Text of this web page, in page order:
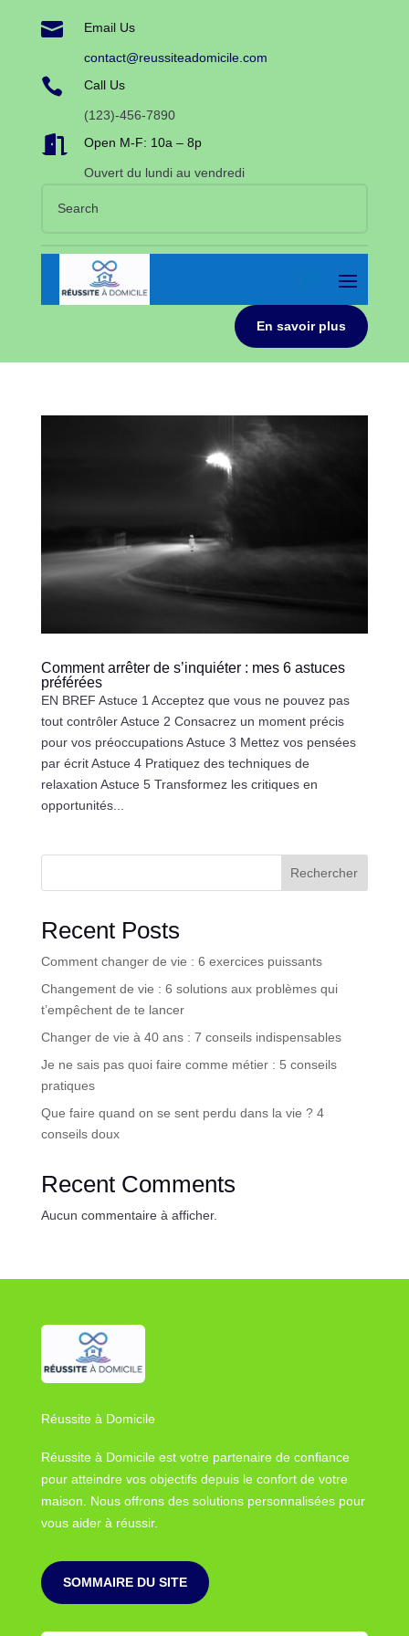
 Email Us
contact@reussiteadomicile.com
 Call Us
(123)-456-7890
 Open M-F: 10a – 8p
Ouvert du lundi au vendredi
En savoir plus
Comment arrêter de s’inquiéter : mes 6 astuces
préférées
EN BREF Astuce 1 Acceptez que vous ne pouvez pas
tout contrôler Astuce 2 Consacrez un moment précis
pour vos préoccupations Astuce 3 Mettez vos pensées
par écrit Astuce 4 Pratiquez des techniques de
relaxation Astuce 5 Transformez les critiques en
opportunités...
Rechercher
Recent Posts
Comment changer de vie : 6 exercices puissants
Changement de vie : 6 solutions aux problèmes qui
t’empêchent de te lancer
Changer de vie à 40 ans : 7 conseils indispensables
Je ne sais pas quoi faire comme métier : 5 conseils
pratiques
Que faire quand on se sent perdu dans la vie ? 4
conseils doux
Recent Comments
Aucun commentaire à afficher.
Réussite à Domicile
Réussite à Domicile est votre partenaire de confiance
pour atteindre vos objectifs depuis le confort de votre
maison. Nous offrons des solutions personnalisées pour
vous aider à réussir.
SOMMAIRE DU SITE